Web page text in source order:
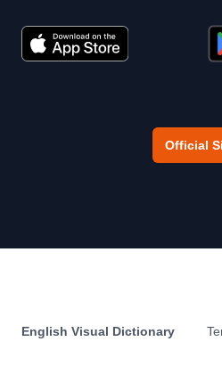
Official
English Visual Dictionary